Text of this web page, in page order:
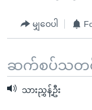
မျှဝေပါ
ဆက်စပ်သတင်း
သားညွှန့်ဦး